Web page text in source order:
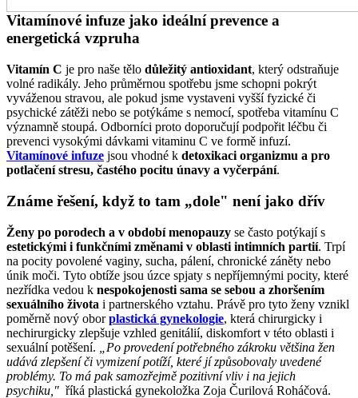
Vitamínové infuze jako ideální prevence a
energetická vzpruha
Vitamín C je pro naše tělo důležitý antioxidant, který odstraňuje
volné radikály. Jeho průměrnou spotřebu jsme schopni pokrýt
vyváženou stravou, ale pokud jsme vystaveni vyšší fyzické či
psychické zátěži nebo se potýkáme s nemocí, spotřeba vitamínu C
významně stoupá. Odborníci proto doporučují podpořit léčbu či
prevenci vysokými dávkami vitaminu C ve formě infuzí.
Vitamínové infuze jsou vhodné k detoxikaci organizmu a pro
potlačení stresu, častého pocitu únavy a vyčerpání.
Známe řešení, když to tam „dole" není jako dřív
Ženy po porodech a v období menopauzy se často potýkají s
estetickými i funkčními změnami v oblasti intimních partií. Trpí
na pocity povolené vaginy, sucha, pálení, chronické záněty nebo
únik moči. Tyto obtíže jsou úzce spjaty s nepříjemnými pocity, které
nezřídka vedou k nespokojenosti sama se sebou a zhoršením
sexuálního života i partnerského vztahu. Právě pro tyto ženy vznikl
poměrně nový oborplastická gynekologie, která chirurgicky i
nechirurgicky zlepšuje vzhled genitálií, diskomfort v této oblasti i
sexuální potěšení.
„Po provedení potřebného zákroku většina žen
udává zlepšení či vymizení potíží, které jí způsobovaly uvedené
problémy. To má pak samozřejmě pozitivní vliv i na jejich
psychiku," říká plastická gynekoložka Zoja Čurilová Roháčová.